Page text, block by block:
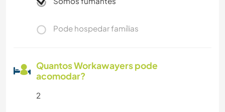
Pode hospedar famílias
Quantos Workawayers pode
acomodar?
2